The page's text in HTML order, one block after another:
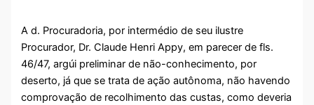
A d. Procuradoria, por intermédio de seu ilustre
Procurador, Dr. Claude Henri Appy, em parecer de fls.
46/47, argúi preliminar de não-conhecimento, por
deserto, já que se trata de ação autônoma, não havendo
comprovação de recolhimento das custas, como deveria